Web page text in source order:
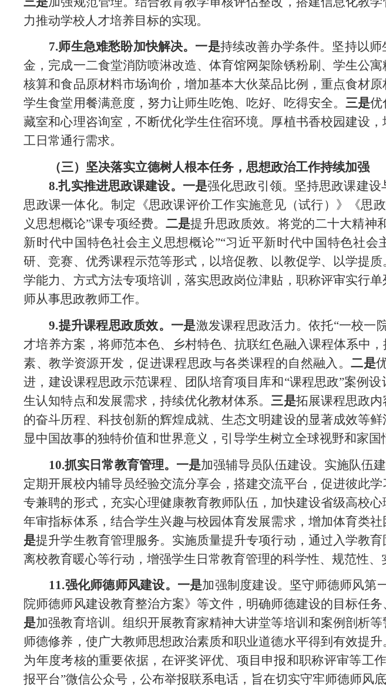
力推动学校人才培养目标的实现。
7.师生急难愁盼加快解决。一是持续改善办学条件。坚持以
金，完成一二食堂消防喷淋改造、体育馆网架除锈粉刷、学生公寓
核算和食品原材料市场询价，增加基本大伙菜品比例， 重点食材
学生食堂用餐满意度，努力让师生吃饱、吃好、吃得安全。 三是优
藏室和心理咨询室，不断优化学生住宿环境。 厚植书香校园建设，
工日常通行需求。
（三）坚决落实立德树人根本任务，思想政治工作持续加强
8.扎实推进思政课建设。一是强化思政引领。坚持思政课建
思政课一体化。制定《思政课评价工作实施意见（试行）》《思
义思想概论”课专项经费。二是提升思政质效。将党的二十大精神
新时代中国特色社会主义思想概论”“习近平新时代中国特色社会
研、竞赛、优秀课程示范等形式，以培促教、以教促学、以学提质
学能力 、方式方法专项培训，落实思政岗位津贴，职称评审实行
师从事思政教师工作。
9.提升课程思政质效。一是激发课程思政活力。依托“一校一
才培养方案，将师范本色、乡村特色、抗联红色融入课程体系中，
素、教学资源开发，促进课程思政与各类课程的自然融入。二是
进，建设课程思政示范课程、团队培育项目库和“课程思政”案例
生认知特点和发展需求，持续优化教材体系。三是拓展课程思政
的奋斗历程、科技创新的辉煌成就、生态文明建设的显著成效等
显中国故事的独特价值和世界意义，引导学生树立全球视野和家国
10.抓实日常教育管理。一是加强辅导员队伍建设。实施队伍
定期开展校内辅导员经验交流分享会，搭建交流平台，促进彼此
专兼聘的形式，充实心理健康教育教师队伍，加快建设省级高校心
年审指标体系，结合学生兴趣与校园体育发展需求，增加体育类
是提升学生教育管理服务。实施质量提升专项行动，通过入学教育
离校教育暖心等行动，增强学生日常教育管理的科学性、规范性、
11.强化师德师风建设。一是加强制度建设。坚守师德师风第
院师德师风建设教育整治方案》等文件，明确师德建设的目标任
是加强教育培训。组织开展教育家精神大讲堂等培训和案例剖析等
师德修养，使广大教师思想政治素质和职业道德水平得到有效提升
为年度考核的重要依据，在评奖评优、项目申报和职称评审等工
报平台”微信公众号，公布举报联系电话，旨在切实守牢师德师风底